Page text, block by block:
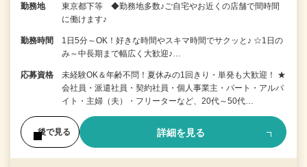
勤務地
東京都下等 ◆勤務地多数♪ご自宅やお近くの店舗で間時間
に働けます♪
勤務時間
1日5分～OK！好きな時間やスキマ時間でサクッと♪ ☆1日の
み～中長期まで幅広く大歓迎♪…
応募資格
未経験OK＆年齢不問！夏休みの1回きり・単発も大歓迎！ ★
会社員・派遣社員・契約社員・個人事業主・パート・アルバ
イト・主婦（夫）・フリーターなど、20代～50代…
後で見る 詳細を見る